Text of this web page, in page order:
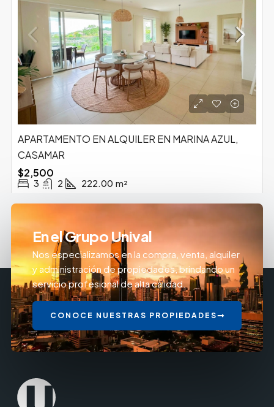
APARTAMENTO EN ALQUILER EN MARINA AZUL,
CASAMAR
$2,500
3 2 222.00 m²
En el Grupo Unival
Nos especializamos en la compra, venta, alquiler
y administración de propiedades, brindando un
servicio profesional de alta calidad.
CONOCE NUESTRAS PROPIEDADES